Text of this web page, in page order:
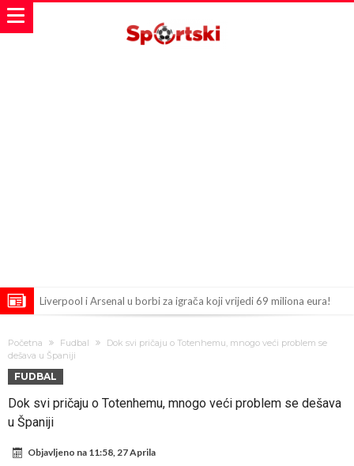
Liverpool i Arsenal u borbi za igrača koji vrijedi 69 miliona eura!
napokon poznat
Engleski reprezentativac optužen za napad u noćnom klubu
Suđenje o smrti Maradone: Noge su mu bile natečene, nije se htio
oprati
Ko je uvjerio Rodrija da izabere Barcelonu?
Početna Fudbal
Dok svi pričaju o Totenhemu, mnogo veći problem se
dešava u Španiji
FUDBAL
Dok svi pričaju o Totenhemu, mnogo veći problem se dešava
u Španiji
Objavljeno na 11:58, 27 Aprila